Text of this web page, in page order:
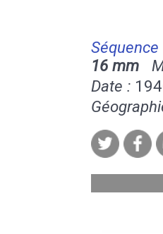
Séquence
16 mm
Date :